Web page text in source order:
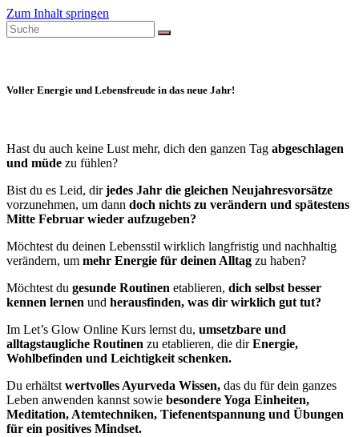
Zum Inhalt springen
Voller Energie und Lebensfreude in das neue Jahr!
Hast du auch keine Lust mehr, dich den ganzen Tag abgeschlagen
und müde zu fühlen?
Bist du es Leid, dirjedes Jahr die gleichen Neujahresvorsätze
vorzunehmen, um dann doch nichts zu verändern und spätestens
Mitte Februar wieder aufzugeben?
Möchtest du deinen Lebensstil wirklich langfristig und nachhaltig
verändern, um mehr Energie für deinen Alltag zu haben?
Möchtest du gesunde Routinen etablieren, dich selbst besser
kennen lernen und herausfinden, was dir wirklich gut tut?
Im Let’s Glow Online Kurs lernst du, umsetzbare und
alltagstaugliche Routinen zu etablieren, die dirEnergie,
Wohlbefinden und Leichtigkeit schenken.
Du erhältst wertvolles Ayurveda Wissen, das du für dein ganzes
Leben anwenden kannst sowie besondere Yoga Einheiten,
Meditation, Atemtechniken, Tiefenentspannung und Übungen
für ein positives Mindset.